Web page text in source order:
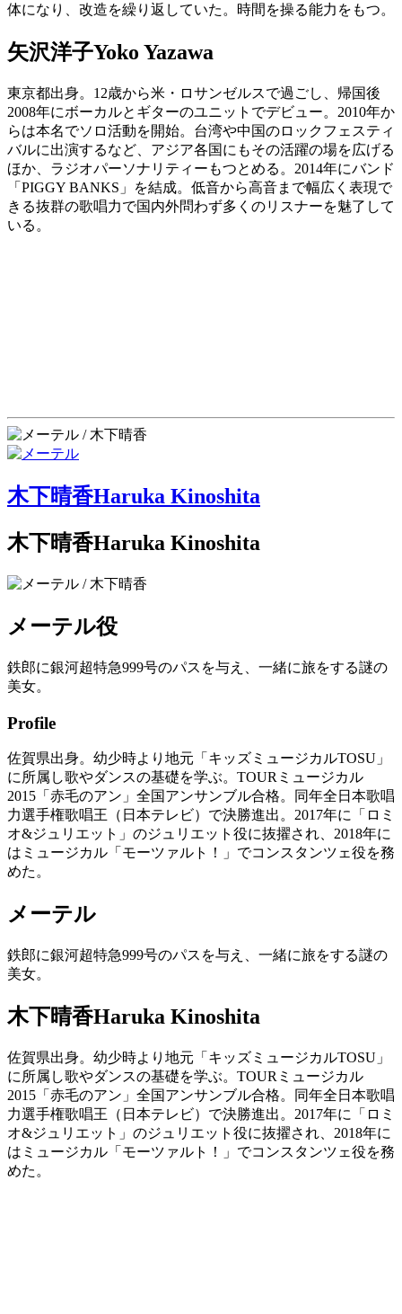
体になり、改造を繰り返していた。時間を操る能力をもつ。
矢沢洋子Yoko Yazawa
東京都出身。12歳から米・ロサンゼルスで過ごし、帰国後
2008年にボーカルとギターのユニットでデビュー。2010年か
らは本名でソロ活動を開始。台湾や中国のロックフェスティ
バルに出演するなど、アジア各国にもその活躍の場を広げる
ほか、ラジオパーソナリティーもつとめる。2014年にバンド
「PIGGY BANKS」を結成。低音から高音まで幅広く表現で
きる抜群の歌唱力で国内外問わず多くのリスナーを魅了して
いる。
木下晴香Haruka Kinoshita
木下晴香Haruka Kinoshita
メーテル役
鉄郎に銀河超特急999号のパスを与え、一緒に旅をする謎の
美女。
Profile
佐賀県出身。幼少時より地元「キッズミュージカルTOSU」
に所属し歌やダンスの基礎を学ぶ。TOURミュージカル
2015「赤毛のアン」全国アンサンブル合格。同年全日本歌唱
力選手権歌唱王（日本テレビ）で決勝進出。2017年に「ロミ
オ&ジュリエット」のジュリエット役に抜擢され、2018年に
はミュージカル「モーツァルト！」でコンスタンツェ役を務
めた。
メーテル
鉄郎に銀河超特急999号のパスを与え、一緒に旅をする謎の
美女。
木下晴香Haruka Kinoshita
佐賀県出身。幼少時より地元「キッズミュージカルTOSU」
に所属し歌やダンスの基礎を学ぶ。TOURミュージカル
2015「赤毛のアン」全国アンサンブル合格。同年全日本歌唱
力選手権歌唱王（日本テレビ）で決勝進出。2017年に「ロミ
オ&ジュリエット」のジュリエット役に抜擢され、2018年に
はミュージカル「モーツァルト！」でコンスタンツェ役を務
めた。